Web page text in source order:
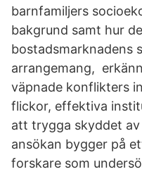
barnfamiljers
bakgrund samt hur
bostadsmarknadens
arrangemang,
väpnade konflikters
flickor, effektiva
att trygga skyddet
ansökan bygger på
forskare som